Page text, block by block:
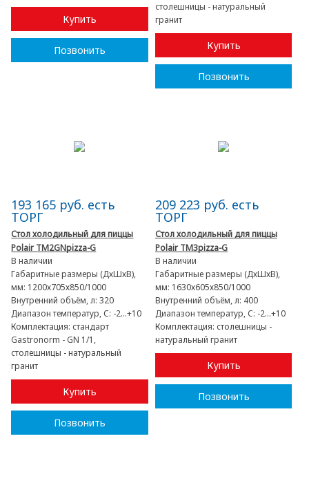
Купить
Позвонить
столешницы - натуральный
гранит
Купить
Позвонить
193 165 руб. есть
ТОРГ
Стол холодильный для пиццы
Polair TM2GNpizza-G
В наличии
Габаритные размеры (ДхШхВ),
мм: 1200х705х850/1000
Внутренний объём, л:320
Диапазон температур, C: -2...+10
Комплектация: стандарт
Gastronorm - GN 1/1,
столешницы - натуральный
гранит
Купить
Позвонить
209 223 руб. есть
ТОРГ
Стол холодильный для пиццы
Polair TM3pizza-G
В наличии
Габаритные размеры (ДхШхВ),
мм: 1630х605х850/1000
Внутренний объём, л: 400
Диапазон температур, C: -2...+10
Комплектация: столешницы -
натуральный гранит
Купить
Позвонить